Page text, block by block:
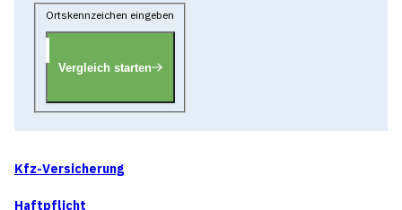
Ortskennzeichen eingeben
Vergleich starten
Kfz-Versicherung
Haftpflicht